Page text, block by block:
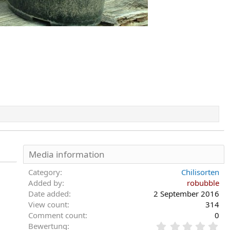
Media information
Category
Chilisorten
Added by
robubble
Date added
2 September 2016
View count
314
Comment count
0
Bewertung